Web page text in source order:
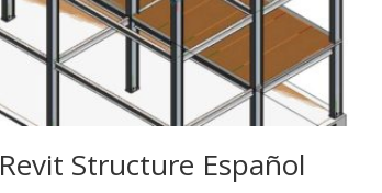
Revit Structure Español